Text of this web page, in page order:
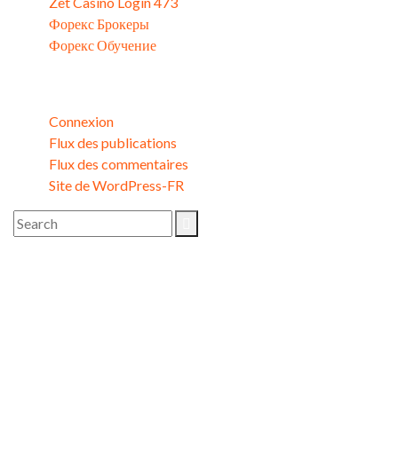
Форекс Брокеры
Форекс Обучение
Connexion
Flux des publications
Flux des commentaires
Site de WordPress-FR